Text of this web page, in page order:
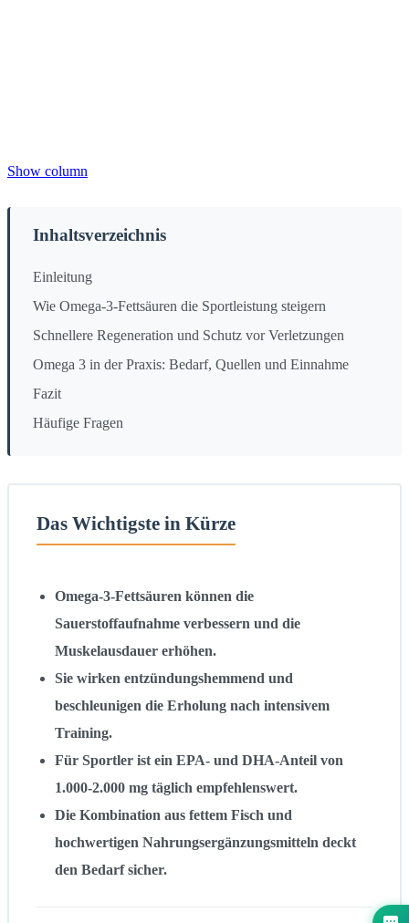
Show column
Inhaltsverzeichnis
Einleitung
Wie Omega-3-Fettsäuren die Sportleistung steigern
Schnellere Regeneration und Schutz vor Verletzungen
Omega 3 in der Praxis: Bedarf, Quellen und Einnahme
Fazit
Häufige Fragen
Das Wichtigste in Kürze
Omega-3-Fettsäuren können die
Sauerstoffaufnahme verbessern und die
Muskelausdauer erhöhen.
Sie wirken entzündungshemmend und
beschleunigen die Erholung nach intensivem
Training.
Für Sportler ist ein EPA- und DHA-Anteil von
1.000-2.000 mg täglich empfehlenswert.
Die Kombination aus fettem Fisch und
hochwertigen Nahrungsergänzungsmitteln deckt
den Bedarf sicher.